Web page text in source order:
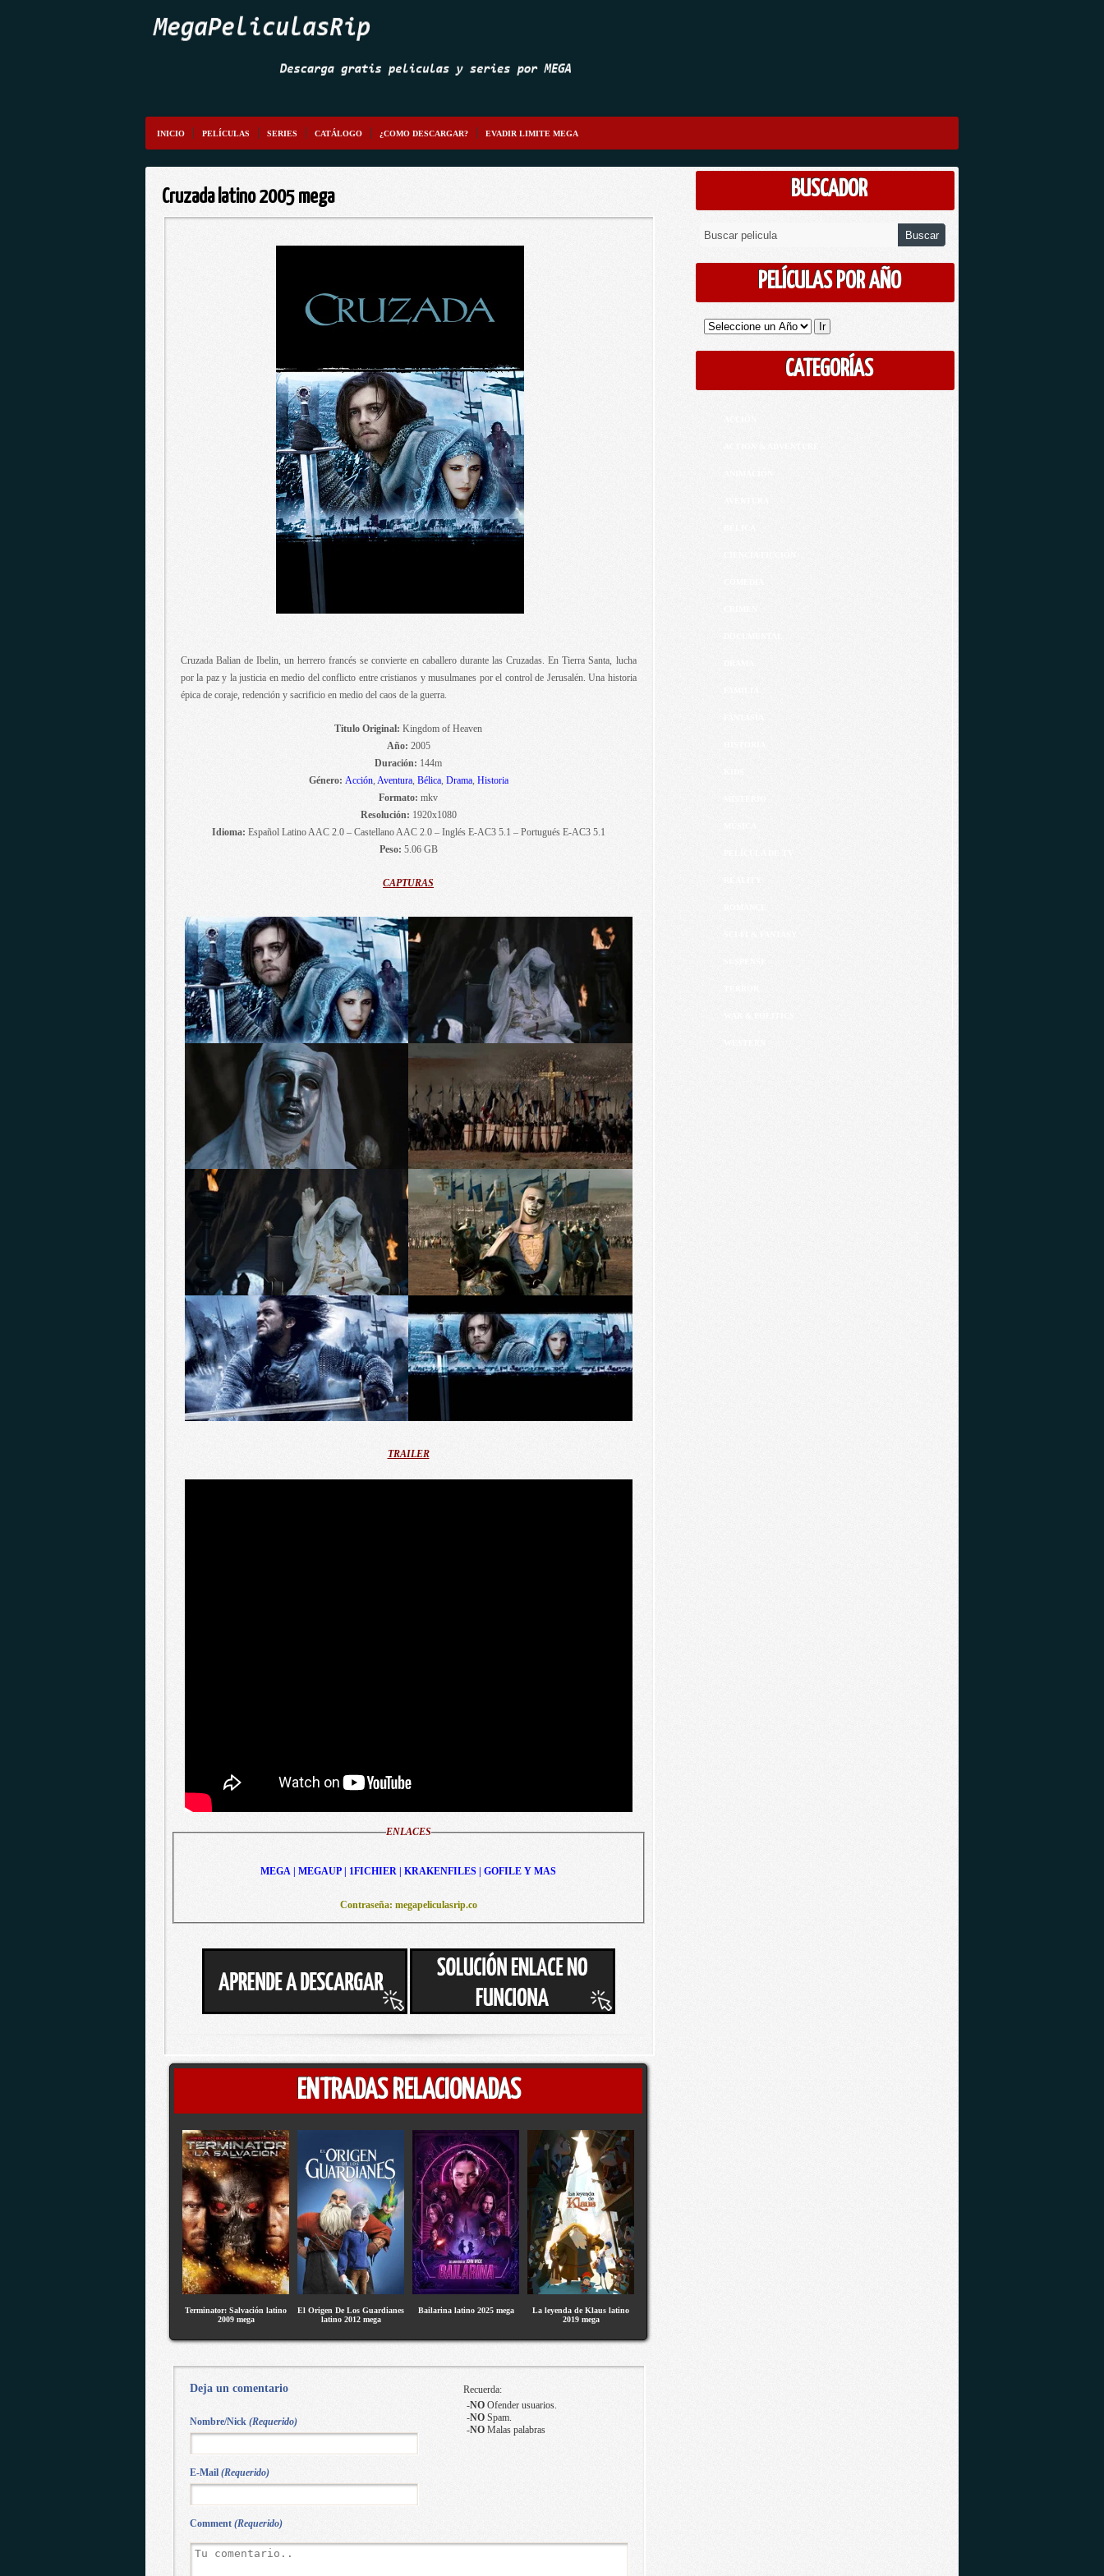
INICIO PELÍCULAS SERIES CATÁLOGO ¿COMO DESCARGAR? EVADIR LIMITE MEGA
Cruzada latino 2005 mega
Cruzada Balian de Ibelin, un herrero francés se convierte en caballero durante las Cruzadas. En Tierra Santa, lucha
por la paz y la justicia en medio del conflicto entre cristianos y musulmanes por el control de Jerusalén. Una historia
épica de coraje, redención y sacrificio en medio del caos de la guerra.
Titulo Original: Kingdom of Heaven
Año: 2005
Duración: 144m
Género: Acción, Aventura, Bélica, Drama, Historia
Formato: mkv
Resolución: 1920x1080
Idioma: Español Latino AAC 2.0 – Castellano AAC 2.0 – Inglés E-AC3 5.1 – Portugués E-AC3 5.1
Peso: 5.06 GB
CAPTURAS
TRAILER
ENLACES
MEGA | MEGAUP | 1FICHIER | KRAKENFILES | GOFILE Y MAS
Contraseña: megapeliculasrip.co
ENTRADAS RELACIONADAS
Terminator: Salvación latino
2009 mega
El Origen De Los Guardianes
latino 2012 mega
Bailarina latino 2025 mega
La leyenda de Klaus latino
2019 mega
Deja un comentario
Comment (Requerido)
Recuerda:
-NOOfender usuarios.
-NOSpam.
-NOMalas palabras
Nombre/Nick (Requerido)
E-Mail (Requerido)
BUSCADOR
PELÍCULAS POR AÑO
CATEGORÍAS